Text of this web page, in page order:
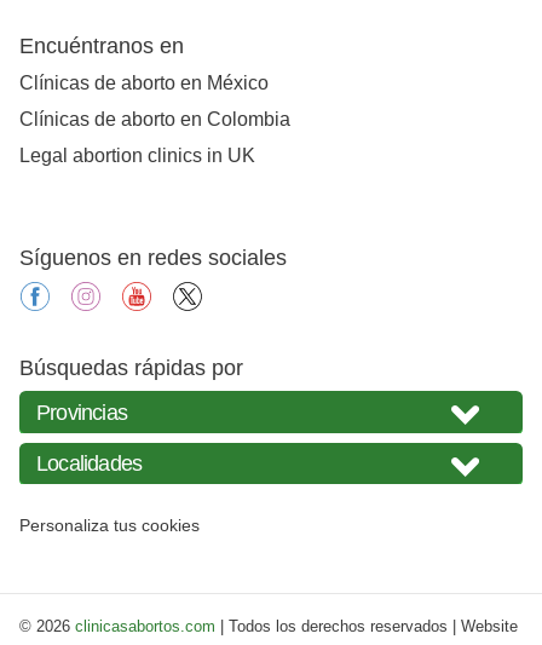
Encuéntranos en
Clínicas de aborto en México
Clínicas de aborto en Colombia
Legal abortion clinics in UK
Síguenos en redes sociales
facebookinstagramyoutube
Búsquedas rápidas por
Personaliza tus cookies
© 2026 clinicasabortos.com | Todos los derechos reservados | Website